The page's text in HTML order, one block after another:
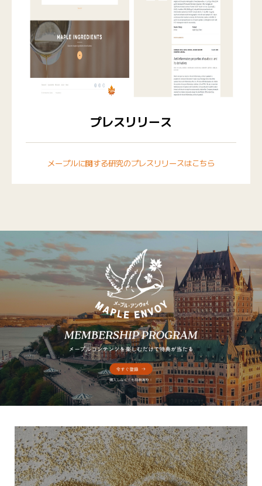
プレスリリース
メープルに関する研究のプレスリリースはこちら